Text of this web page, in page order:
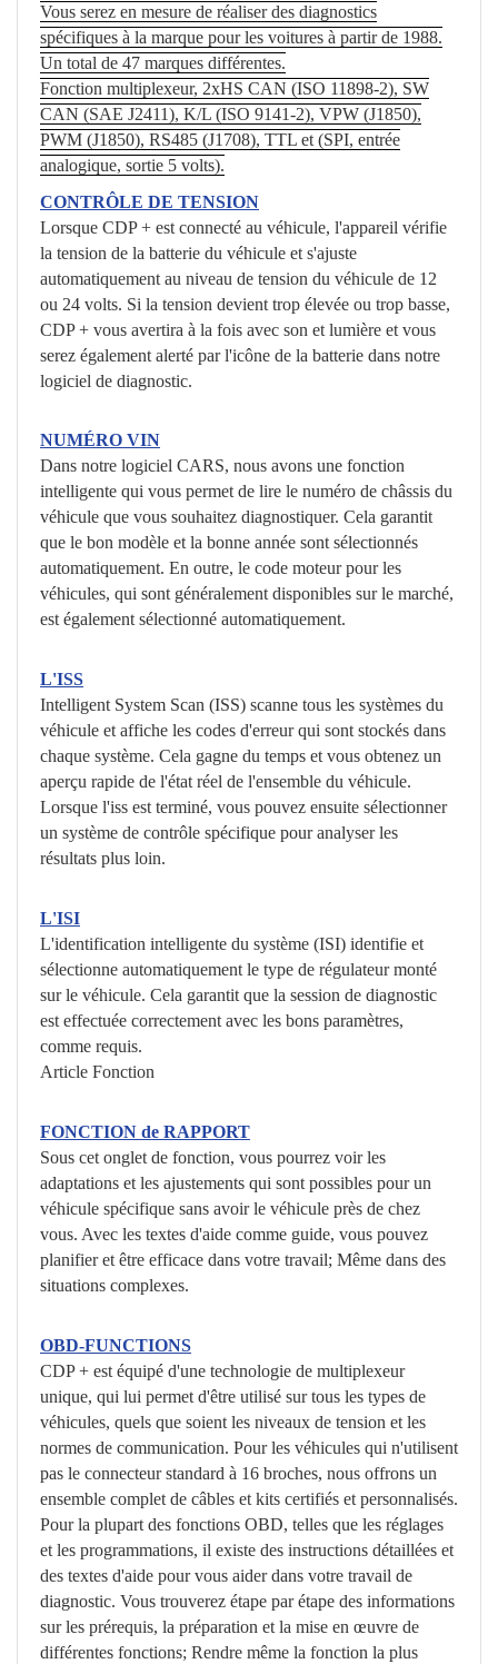
Vous serez en mesure de réaliser des diagnostics
spécifiques à la marque pour les voitures à partir de 1988.
Un total de 47 marques différentes.
Fonction multiplexeur, 2xHS CAN (ISO 11898-2), SW
CAN (SAE J2411), K/L (ISO 9141-2), VPW (J1850),
PWM (J1850), RS485 (J1708), TTL et (SPI, entrée
analogique, sortie 5 volts).
CONTRÔLE DE TENSION
Lorsque CDP + est connecté au véhicule, l'appareil vérifie
la tension de la batterie du véhicule et s'ajuste
automatiquement au niveau de tension du véhicule de 12
ou 24 volts. Si la tension devient trop élevée ou trop basse,
CDP + vous avertira à la fois avec son et lumière et vous
serez également alerté par l'icône de la batterie dans notre
logiciel de diagnostic.
NUMÉRO VIN
Dans notre logiciel CARS, nous avons une fonction
intelligente qui vous permet de lire le numéro de châssis du
véhicule que vous souhaitez diagnostiquer. Cela garantit
que le bon modèle et la bonne année sont sélectionnés
automatiquement. En outre, le code moteur pour les
véhicules, qui sont généralement disponibles sur le marché,
est également sélectionné automatiquement.
L'ISS
Intelligent System Scan (ISS) scanne tous les systèmes du
véhicule et affiche les codes d'erreur qui sont stockés dans
chaque système. Cela gagne du temps et vous obtenez un
aperçu rapide de l'état réel de l'ensemble du véhicule.
Lorsque l'iss est terminé, vous pouvez ensuite sélectionner
un système de contrôle spécifique pour analyser les
résultats plus loin.
L'ISI
L'identification intelligente du système (ISI) identifie et
sélectionne automatiquement le type de régulateur monté
sur le véhicule. Cela garantit que la session de diagnostic
est effectuée correctement avec les bons paramètres,
comme requis.
Article Fonction
FONCTION de RAPPORT
Sous cet onglet de fonction, vous pourrez voir les
adaptations et les ajustements qui sont possibles pour un
véhicule spécifique sans avoir le véhicule près de chez
vous. Avec les textes d'aide comme guide, vous pouvez
planifier et être efficace dans votre travail; Même dans des
situations complexes.
OBD-FUNCTIONS
CDP + est équipé d'une technologie de multiplexeur
unique, qui lui permet d'être utilisé sur tous les types de
véhicules, quels que soient les niveaux de tension et les
normes de communication. Pour les véhicules qui n'utilisent
pas le connecteur standard à 16 broches, nous offrons un
ensemble complet de câbles et kits certifiés et personnalisés.
Pour la plupart des fonctions OBD, telles que les réglages
et les programmations, il existe des instructions détaillées et
des textes d'aide pour vous aider dans votre travail de
diagnostic. Vous trouverez étape par étape des informations
sur les prérequis, la préparation et la mise en œuvre de
différentes fonctions; Rendre même la fonction la plus